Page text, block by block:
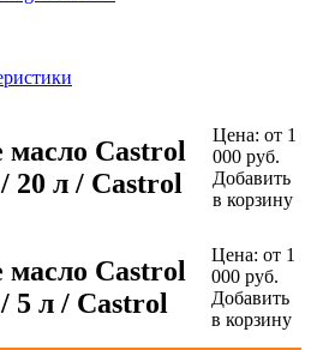
масло Castrol
20 л / Castrol
Цена: от 1
000 руб.
Добавить
в корзину
масло Castrol
5 л / Castrol
Цена: от 1
000 руб.
Добавить
в корзину